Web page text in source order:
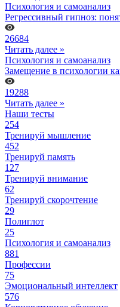
Психология и самоанализ
Регрессивный гипноз:
26684
Читать далее »
Психология и самоанализ
Замещение в психологии
19288
Читать далее »
Наши тесты
254
Тренируй мышление
452
Тренируй память
127
Тренируй внимание
62
Тренируй скорочтение
29
Полиглот
25
Психология и самоанализ
881
Профессии
75
Эмоциональный интеллект
576